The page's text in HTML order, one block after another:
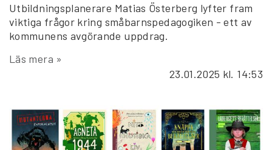
Utbildningsplanerare Matias Österberg lyfter fram
viktiga frågor kring småbarnspedagogiken - ett av
kommunens avgörande uppdrag.
Läs mera »
23.01.2025 kl. 14:53